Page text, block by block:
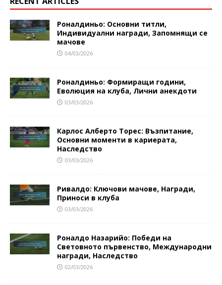
Роналдиньо: Основни титли,
Индивидуални награди, Запомнящи се
мачове
04/03/2026
Роналдиньо: Формиращи години,
Еволюция на клуба, Лични анекдоти
03/03/2026
Карлос Алберто Торес: Възпитание,
Основни моменти в кариерата,
Наследство
03/03/2026
Ривалдо: Ключови мачове, Награди,
Приноси в клуба
03/03/2026
Роналдо Назарийо: Победи на
Световното първенство, Международни
награди, Наследство
02/03/2026